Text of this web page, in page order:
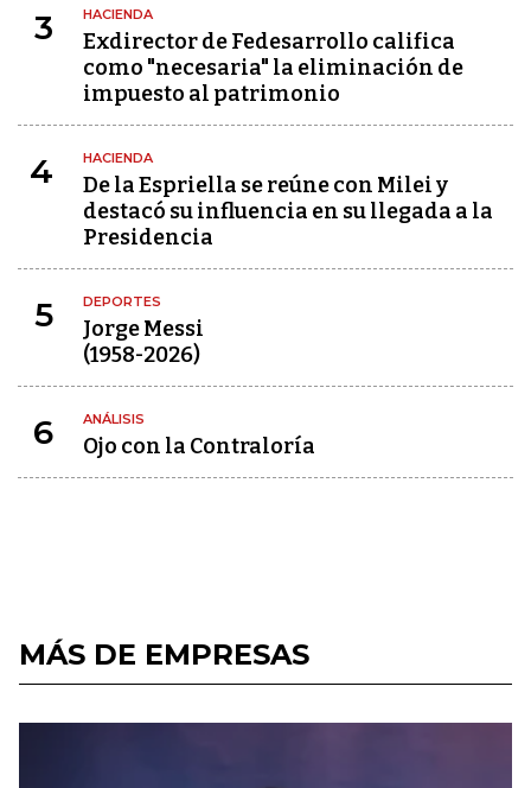
3 HACIENDA
Exdirector de Fedesarrollo califica
como "necesaria" la eliminación de
impuesto al patrimonio
4 HACIENDA
De la Espriella se reúne con Milei y
destacó su influencia en su llegada a la
Presidencia
5 DEPORTES
Jorge Messi
(1958-2026)
6 ANÁLISIS
Ojo con la Contraloría
MÁS DE EMPRESAS